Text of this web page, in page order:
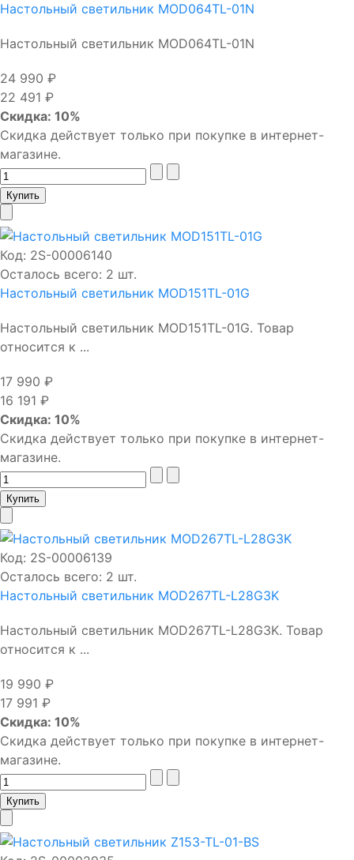
Настольный светильник MOD064TL-01N
Настольный светильник MOD064TL-01N
24 990 ₽
22 491 ₽
Скидка: 10%
Скидка действует только при покупке в интернет-
магазине.
Код: 2S-00006140
Осталось всего: 2 шт.
Настольный светильник MOD151TL-01G
Настольный светильник MOD151TL-01G. Товар
относится к ...
17 990 ₽
16 191 ₽
Скидка: 10%
Скидка действует только при покупке в интернет-
магазине.
Код: 2S-00006139
Осталось всего: 2 шт.
Настольный светильник MOD267TL-L28G3K
Настольный светильник MOD267TL-L28G3K. Товар
относится к ...
19 990 ₽
17 991 ₽
Скидка: 10%
Скидка действует только при покупке в интернет-
магазине.